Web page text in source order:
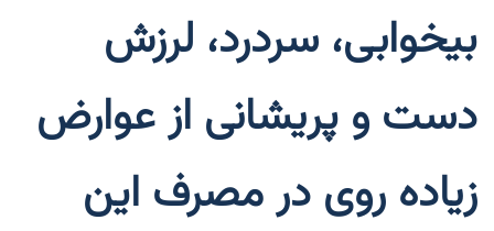
بیخوابی، سردرد، لرزش
دست و پریشانی از عوارض
زیاده روی در مصرف این